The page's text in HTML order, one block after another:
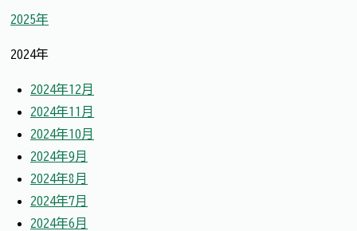
2025年
2024年
2024年12月
2024年11月
2024年10月
2024年9月
2024年8月
2024年7月
2024年6月